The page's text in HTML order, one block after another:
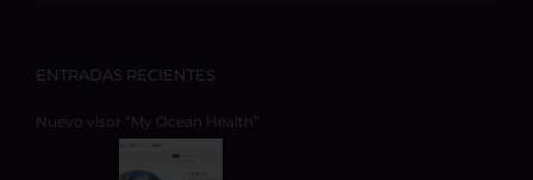
ENTRADAS RECIENTES
Nuevo visor “My Ocean Health”